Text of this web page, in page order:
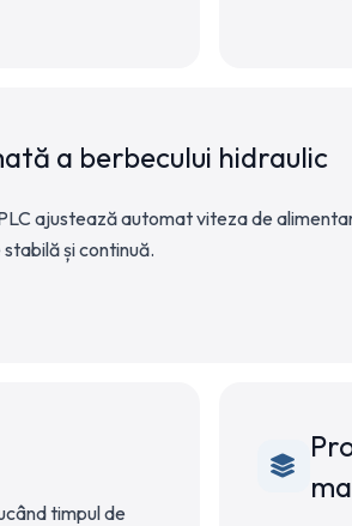
a berbecului hidraulic
ajustează automat viteza de
și continuă.
timpul de